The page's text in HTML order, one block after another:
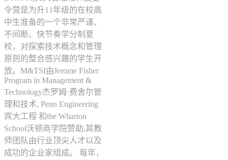
令营是为升11年级的在校高
中生准备的一个非常严谨、
不间断、快节奏学分制夏
校，对探索技术概念和管理
原则的整合感兴趣的学生开
放。M&TSI由Jerome Fisher
Program in Management &
Technology杰罗姆·费舍尔管
理和技术, Penn Engineering
宾大工程 和the Wharton
School沃顿商学院赞助,其教
师团队由行业顶尖人才以及
成功的企业家组成。 每年，